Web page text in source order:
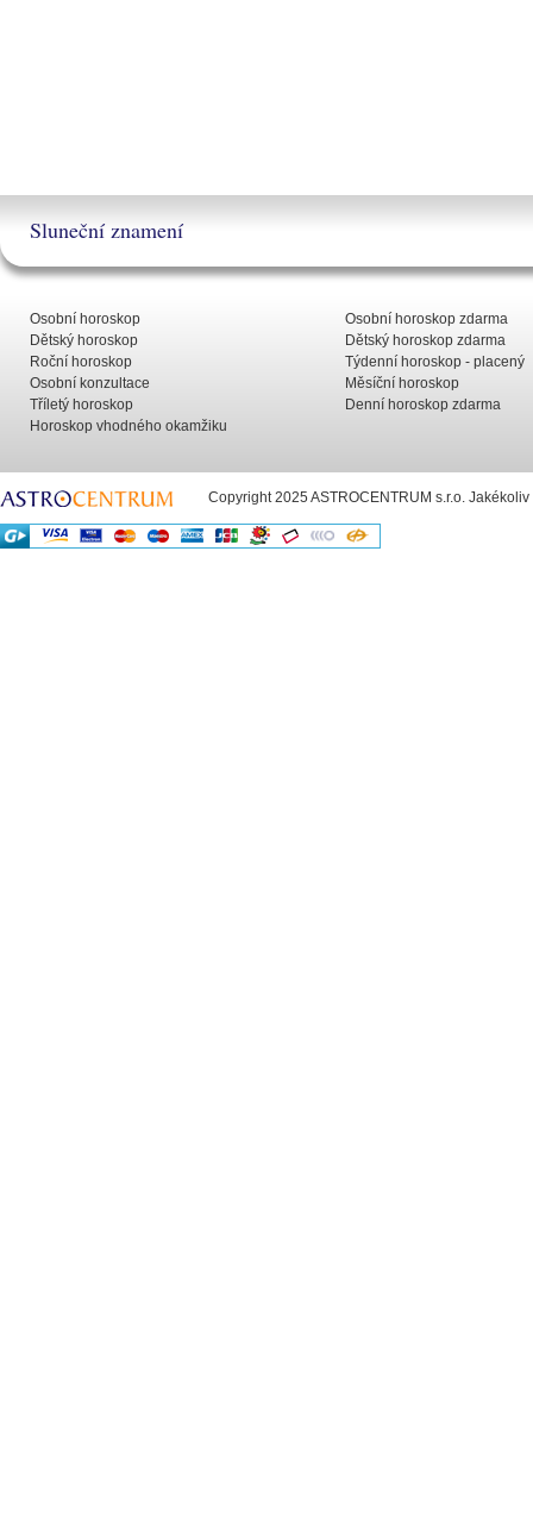
Sluneční znamení
Osobní horoskop
Dětský horoskop
Roční horoskop
Osobní konzultace
Tříletý horoskop
Horoskop vhodného okamžiku
Osobní horoskop zdarma
Dětský horoskop zdarma
Týdenní horoskop - placený
Měsíční horoskop
Denní horoskop zdarma
Copyright 2025 ASTROCENTRUM s.r.o.